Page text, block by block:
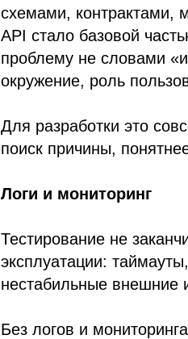
схемами, контрактами,
API стало базовой
проблему не словами
окружение, роль
Для разработки это
поиск причины,
Логи и мониторинг
Тестирование не
эксплуатации:
нестабильные внешние
Без логов и